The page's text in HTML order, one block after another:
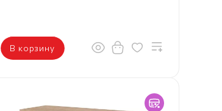
В корзину